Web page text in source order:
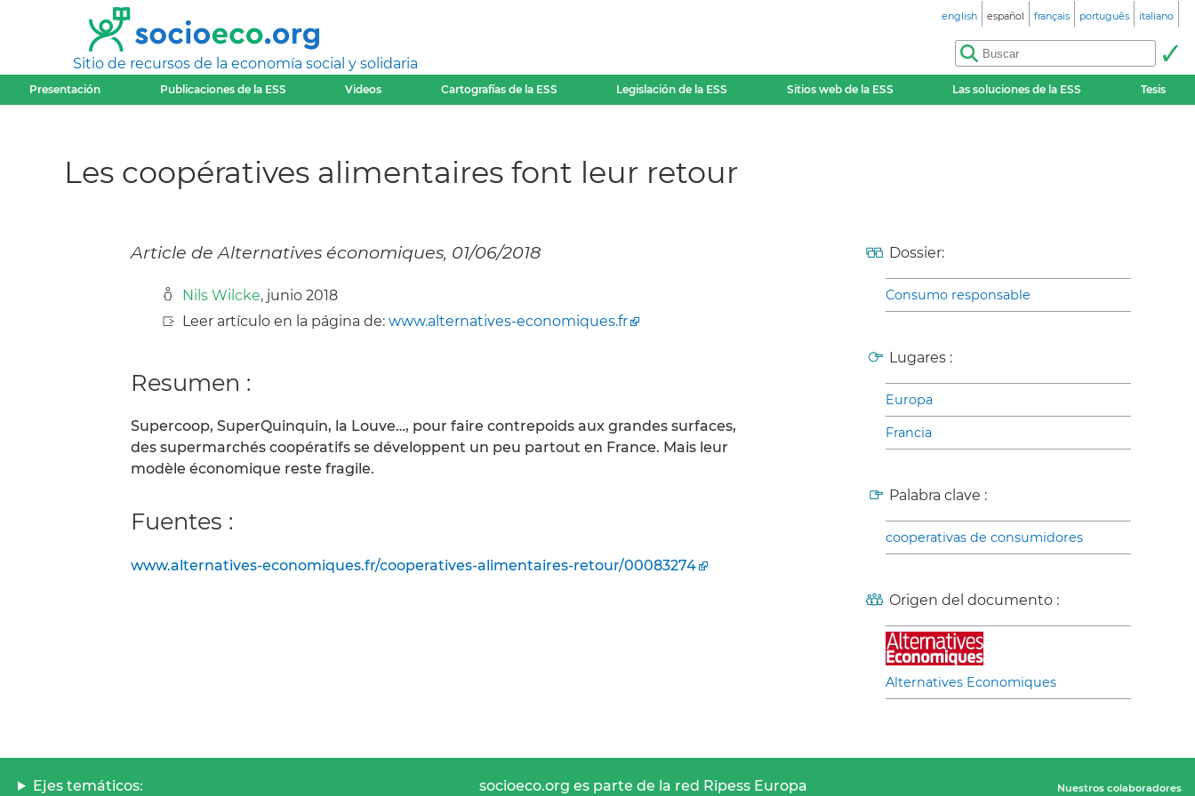
Sitio de recursos de la economía social y solidaria
english español français português italiano
Presentación Publicaciones de la ESS Videos Cartografías de la ESS Legislación de la ESS Sitios web de la ESS Las soluciones de la ESS Tesis
Les coopératives alimentaires font leur retour
Article de Alternatives économiques, 01/06/2018
Nils Wilcke, junio 2018
Leer artículo en la página de: www.alternatives-economiques.fr
Resumen :
Supercoop, SuperQuinquin, la Louve…, pour faire contrepoids aux grandes surfaces,
des supermarchés coopératifs se développent un peu partout en France. Mais leur
modèle économique reste fragile.
Fuentes :
www.alternatives-economiques.fr/cooperatives-alimentaires-retour/00083274
Dossier:
Consumo responsable
Lugares :
Europa
Francia
Palabra clave :
cooperativas de consumidores
Origen del documento :
Alternatives Economiques
Ejes temáticos: socioeco.org es parte de la red Ripess Europa Nuestros colaboradores